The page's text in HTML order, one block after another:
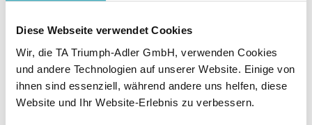
Diese Webseite verwendet Cookies
Wir, die TA Triumph-Adler GmbH, verwenden Cookies
und andere Technologien auf unserer Website. Einige von
ihnen sind essenziell, während andere uns helfen, diese
Website und Ihr Website-Erlebnis zu verbessern.
Berufliche E-Mail Adresse *
Telefonnummer